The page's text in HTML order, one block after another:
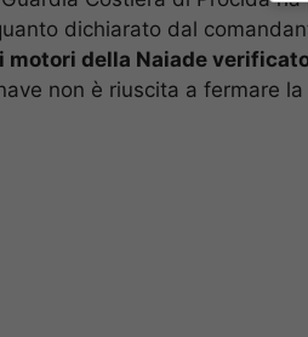
dichiarato dal
motori della Naiade
non è riuscita a fermare